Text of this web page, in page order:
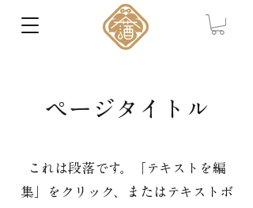
ページタイトル
これは段落です。「テキストを編
集」をクリック、またはテキストボ